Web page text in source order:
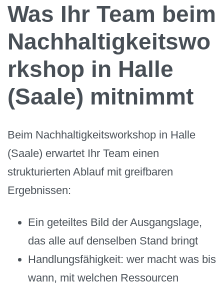
Was Ihr Team beim
Nachhaltigkeitswo
rkshop in Halle
(Saale) mitnimmt
Beim Nachhaltigkeitsworkshop in Halle
(Saale) erwartet Ihr Team einen
strukturierten Ablauf mit greifbaren
Ergebnissen:
Ein geteiltes Bild der Ausgangslage,
das alle auf denselben Stand bringt
Handlungsfähigkeit: wer macht was bis
wann, mit welchen Ressourcen